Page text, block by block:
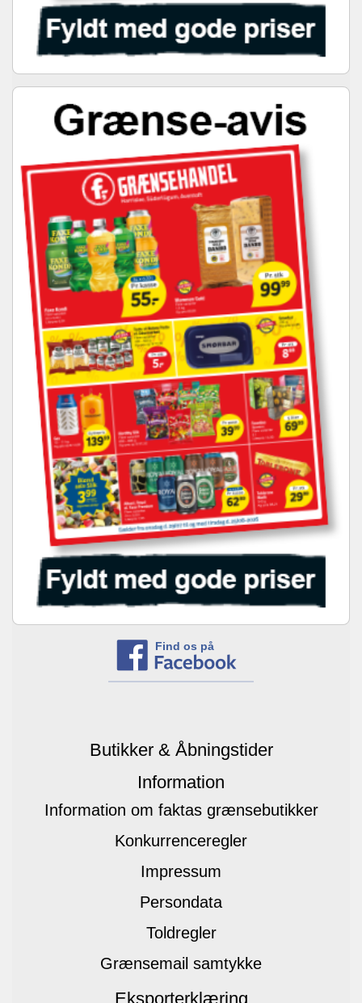
Find os på
Butikker & Åbningstider
Information
Information om faktas grænsebutikker
Konkurrenceregler
Impressum
Persondata
Toldregler
Grænsemail samtykke
Eksporterklæring